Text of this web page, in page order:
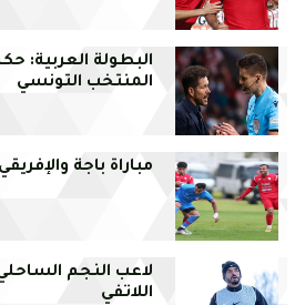
البطولة العربية:
المنتخب التونسي
مباراة باجة
لاعب النجم
اللاتفي